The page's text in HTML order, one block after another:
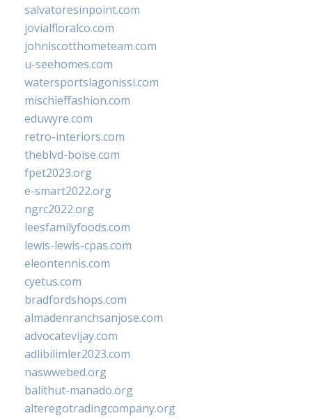
salvatoresinpoint.com
jovialfloralco.com
johnlscotthometeam.com
u-seehomes.com
watersportslagonissi.com
mischieffashion.com
eduwyre.com
retro-interiors.com
theblvd-boise.com
fpet2023.org
e-smart2022.org
ngrc2022.org
leesfamilyfoods.com
lewis-lewis-cpas.com
eleontennis.com
cyetus.com
bradfordshops.com
almadenranchsanjose.com
advocatevijay.com
adlibilimler2023.com
naswwebed.org
balithut-manado.org
alteregotradingcompany.org